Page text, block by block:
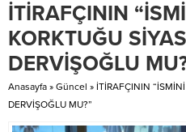
İTİRAFÇININ
KORKTUĞU
DERVİŞOĞLU
Anasayfa » Güncel » İTİRAFÇININ
DERVİŞOĞLU MU?”